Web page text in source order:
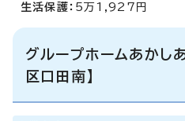
生活保護： 5万1,927円
グループホームあかし
区口田南】